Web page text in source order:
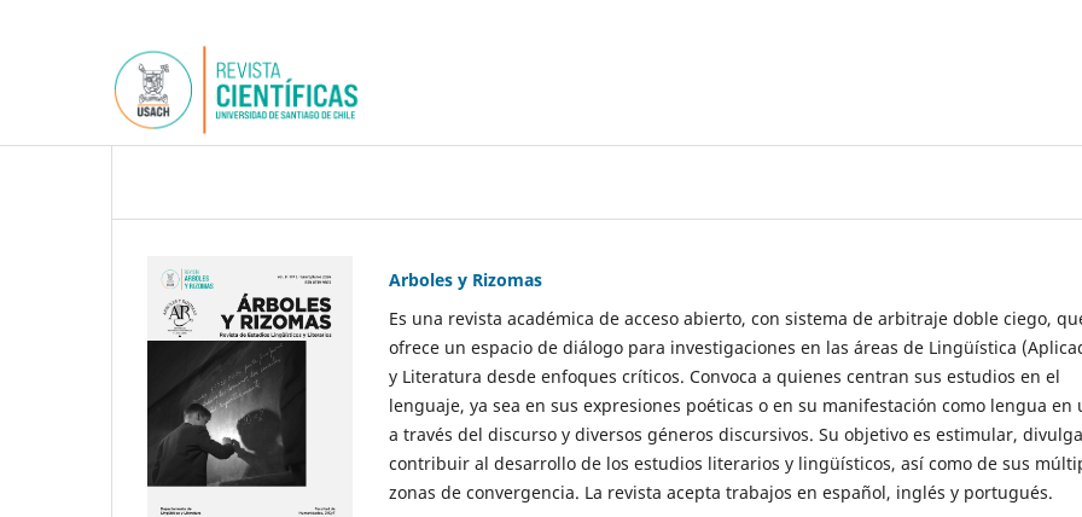
Arboles y Rizomas
Es una revista académica de acceso abierto, con sistema de arbitraje doble ciego,
ofrece un espacio de diálogo para investigaciones en las áreas de Lingüística
y Literatura desde enfoques críticos. Convoca a quienes centran sus estudios en el
lenguaje, ya sea en sus expresiones poéticas o en su manifestación como lengua en
a través del discurso y diversos géneros discursivos. Su objetivo es estimular,
contribuir al desarrollo de los estudios literarios y lingüísticos, así como de sus
zonas de convergencia. La revista acepta trabajos en español, inglés y portugués.